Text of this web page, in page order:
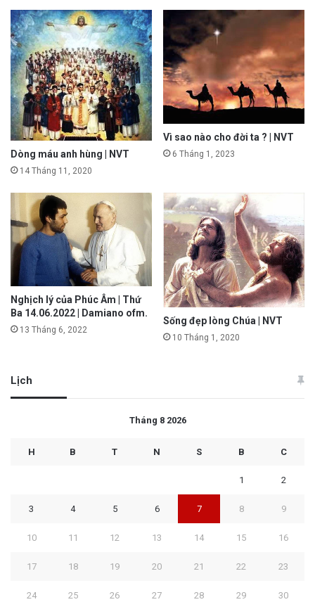
Dòng máu anh hùng | NVT
14 Tháng 11, 2020
Vì sao nào cho đời ta ? | NVT
6 Tháng 1, 2023
Nghịch lý của Phúc Âm | Thứ
Ba 14.06.2022 | Damiano ofm.
13 Tháng 6, 2022
Sống đẹp lòng Chúa | NVT
10 Tháng 1, 2020
Lịch
Tháng 8 2026
H B T N S B C
1 2
3 4 5 6 7 8 9
10 11 12 13 14 15 16
17 18 19 20 21 22 23
24 25 26 27 28 29 30